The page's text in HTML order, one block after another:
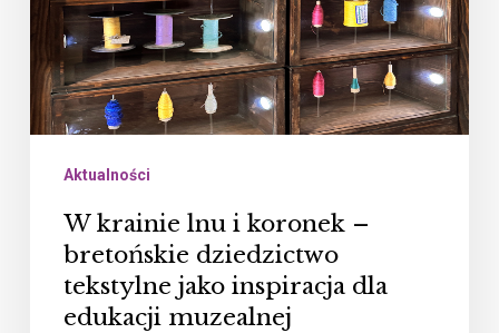
bretońskie
dziedzictwo
tekstylne
jako
inspiracja
edukacji
muzealnej
Aktualności
W krainie lnu i koronek –
bretońskie dziedzictwo
tekstylne jako inspiracja dla
edukacji muzealnej